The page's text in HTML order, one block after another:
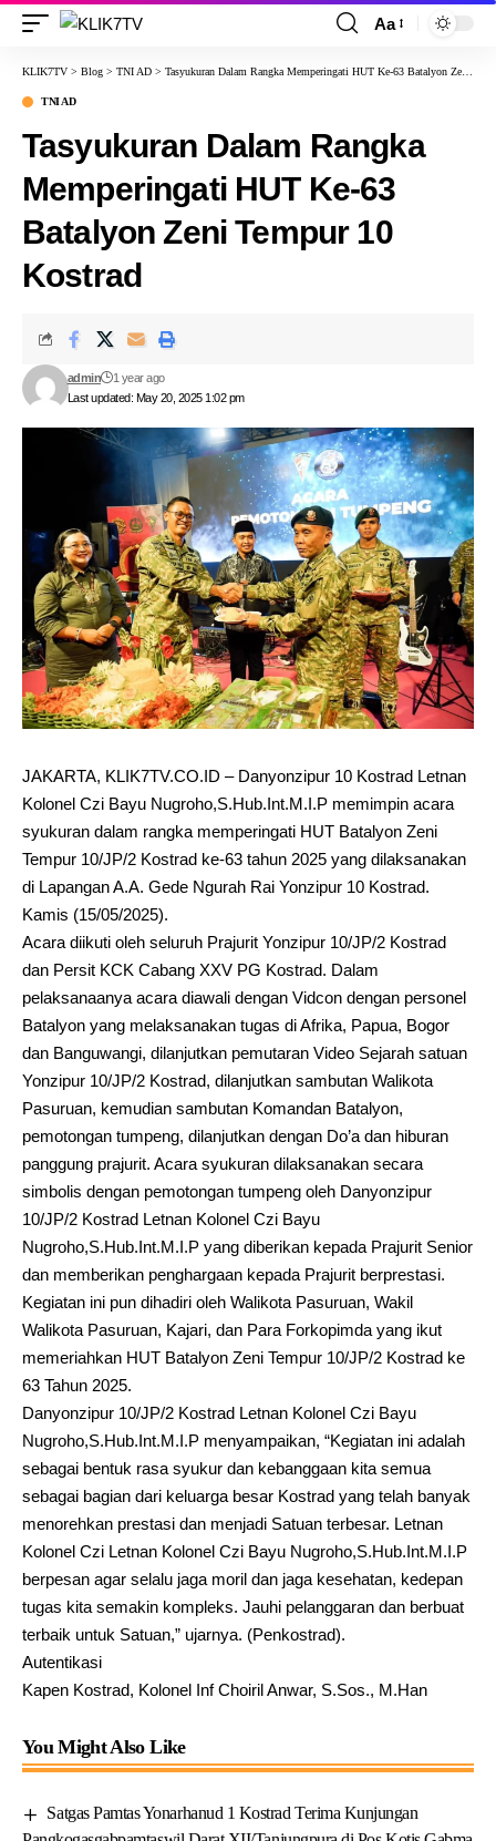
Aa
KLIK7TV > Blog > TNI AD > Tasyukuran Dalam Rangka Memperingati HUT Ke-63 Batalyon Zeni Tempur 10 Kostrad
TNI AD
Tasyukuran Dalam Rangka
Memperingati HUT Ke-63
Batalyon Zeni Tempur 10
Kostrad
Last updated: May 20, 2025 1:02 pm
admin 1 year ago
JAKARTA, KLIK7TV.CO.ID – Danyonzipur 10 Kostrad Letnan
Kolonel Czi Bayu Nugroho,S.Hub.Int.M.I.P memimpin acara
syukuran dalam rangka memperingati HUT Batalyon Zeni
Tempur 10/JP/2 Kostrad ke-63 tahun 2025 yang dilaksanakan
di Lapangan A.A. Gede Ngurah Rai Yonzipur 10 Kostrad.
Kamis (15/05/2025).
Acara diikuti oleh seluruh Prajurit Yonzipur 10/JP/2 Kostrad
dan Persit KCK Cabang XXV PG Kostrad. Dalam
pelaksanaanya acara diawali dengan Vidcon dengan personel
Batalyon yang melaksanakan tugas di Afrika, Papua, Bogor
dan Banguwangi, dilanjutkan pemutaran Video Sejarah satuan
Yonzipur 10/JP/2 Kostrad, dilanjutkan sambutan Walikota
Pasuruan, kemudian sambutan Komandan Batalyon,
pemotongan tumpeng, dilanjutkan dengan Do’a dan hiburan
panggung prajurit. Acara syukuran dilaksanakan secara
simbolis dengan pemotongan tumpeng oleh Danyonzipur
10/JP/2 Kostrad Letnan Kolonel Czi Bayu
Nugroho,S.Hub.Int.M.I.P yang diberikan kepada Prajurit Senior
dan memberikan penghargaan kepada Prajurit berprestasi.
Kegiatan ini pun dihadiri oleh Walikota Pasuruan, Wakil
Walikota Pasuruan, Kajari, dan Para Forkopimda yang ikut
memeriahkan HUT Batalyon Zeni Tempur 10/JP/2 Kostrad ke
63 Tahun 2025.
Danyonzipur 10/JP/2 Kostrad Letnan Kolonel Czi Bayu
Nugroho,S.Hub.Int.M.I.P menyampaikan, “Kegiatan ini adalah
sebagai bentuk rasa syukur dan kebanggaan kita semua
sebagai bagian dari keluarga besar Kostrad yang telah banyak
menorehkan prestasi dan menjadi Satuan terbesar. Letnan
Kolonel Czi Letnan Kolonel Czi Bayu Nugroho,S.Hub.Int.M.I.P
berpesan agar selalu jaga moril dan jaga kesehatan, kedepan
tugas kita semakin kompleks. Jauhi pelanggaran dan berbuat
terbaik untuk Satuan,” ujarnya. (Penkostrad).
Autentikasi
Kapen Kostrad, Kolonel Inf Choiril Anwar, S.Sos., M.Han
You Might Also Like
Satgas Pamtas Yonarhanud 1 Kostrad Terima Kunjungan